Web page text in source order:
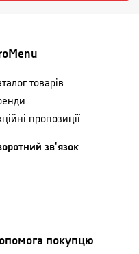
товарів
пропозиції
зв'язок
покупцю